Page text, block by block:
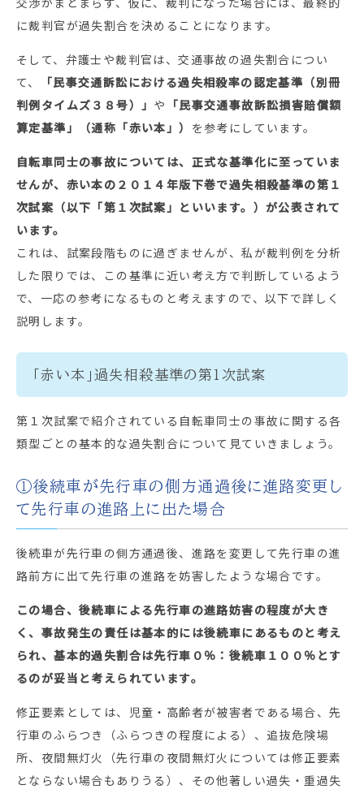
に裁判官が過失割合を決めることになります。
そして、弁護士や裁判官は、交通事故の過失割合につい
て、
「民事交通訴訟における過失相殺率の認定基準（別冊
判例タイムズ３８号）」 や 「民事交通事故訴訟損害賠償額
算定基準」（通称「赤い本」） を参考にしています。
自転車同士の事故については、正式な基準化に至っていま
せんが、赤い本の２０１４年版下巻で過失相殺基準の第１
次試案（以下「第１次試案」といいます。）が公表されて
います。
これは、試案段階ものに過ぎませんが、私が裁判例を分析
した限りでは、この基準に近い考え方で判断しているよう
で、一応の参考になるものと考えますので、以下で詳しく
説明します。
「赤い本」過失相殺基準の第１次試案
第１次試案で紹介されている自転車同士の事故に関する各
類型ごとの基本的な過失割合について見ていきましょう。
①後続車が先行車の側方通過後に進路変更し
て先行車の進路上に出た場合
後続車が先行車の側方通過後、進路を変更して先行車の進
路前方に出て先行車の進路を妨害したような場合です。
この場合、後続車による先行車の進路妨害の程度が大き
く、事故発生の責任は基本的には後続車にあるものと考え
られ、基本的過失割合は先行車０％：後続車１００％ とす
るのが妥当と考えられています。
修正要素としては、児童・高齢者が被害者である場合、先
行車のふらつき（ふらつきの程度による）、追抜危険場
所、夜間無灯火（先行車の夜間無灯火については修正要素
とならない場合もありうる）、その他著しい過失・重過失